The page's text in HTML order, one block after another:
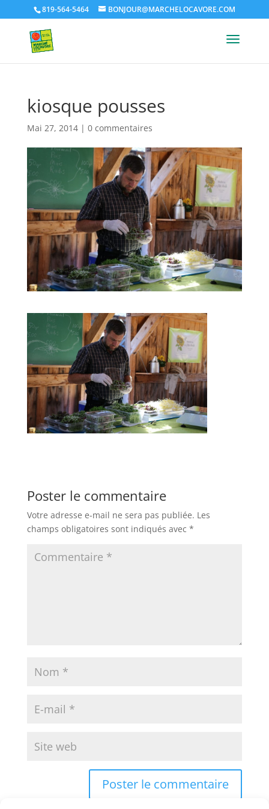
819-564-5464 BONJOUR@MARCHELOCAVORE.COM
kiosque pousses
Mai 27, 2014| 0 commentaires
Poster le commentaire
Votre adresse e-mail ne sera pas publiée. Les
champs obligatoires sont indiqués avec *